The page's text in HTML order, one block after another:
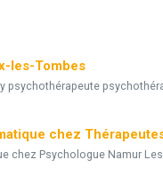
les-Tombes
psychothérapeute
chez
chez Psychologue Namur